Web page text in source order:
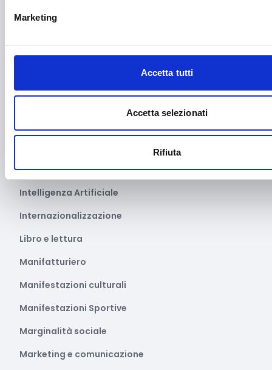
Marketing
Accetta tutti
Accetta selezionati
Rifiuta
Giustizia e sicurezza
Impianti sportivi
Inclusione Sociale e Solidarietà
Innovazione tecnologica, digitalizzazione, ICT
Intelligenza Artificiale
Internazionalizzazione
Libro e lettura
Manifatturiero
Manifestazioni culturali
Manifestazioni Sportive
Marginalità sociale
Marketing e comunicazione